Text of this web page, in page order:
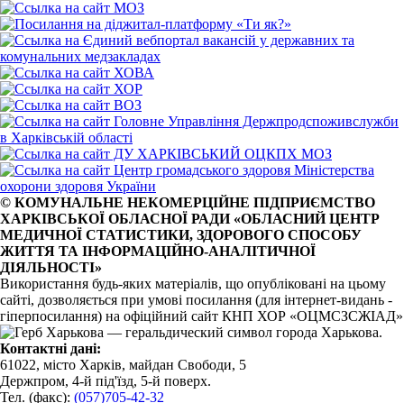
© КОМУНАЛЬНЕ НЕКОМЕРЦІЙНЕ ПІДПРИЄМСТВО
ХАРКІВСЬКОЇ ОБЛАСНОЇ РАДИ «ОБЛАСНИЙ ЦЕНТР
МЕДИЧНОЇ СТАТИСТИКИ, ЗДОРОВОГО СПОСОБУ
ЖИТТЯ ТА ІНФОРМАЦІЙНО-АНАЛІТИЧНОЇ
ДІЯЛЬНОСТІ»
Використання будь-яких матеріалів, що опубліковані на цьому
сайті, дозволяється при умові посилання (для інтернет-видань -
гіперпосилання) на офіційний сайт КНП ХОР «ОЦМСЗСЖІАД»
Контактні дані:
61022, місто Харків, майдан Свободи, 5
Держпром, 4-й під'їзд, 5-й поверх.
Тел. (факс): (057)705-42-32